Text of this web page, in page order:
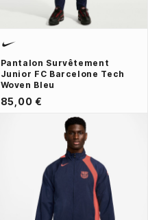
Pantalon Survêtement
Junior FC Barcelone Tech
Woven Bleu
85,00 €